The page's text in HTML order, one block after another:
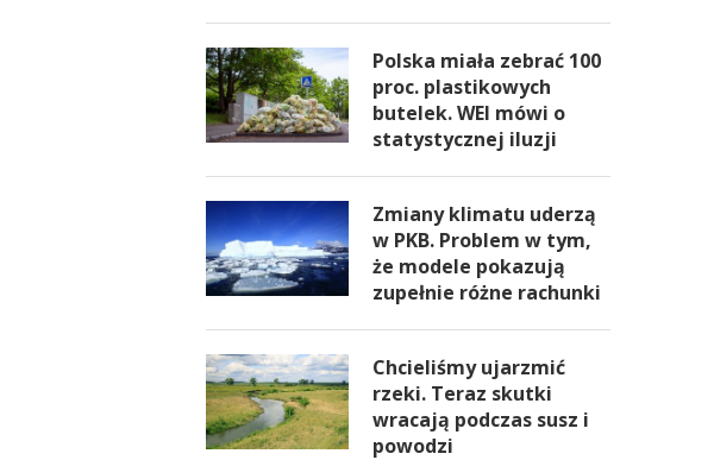
Polska miała zebrać 100
proc. plastikowych
butelek. WEI mówi o
statystycznej iluzji
Zmiany klimatu uderzą
w PKB. Problem w tym,
że modele pokazują
zupełnie różne rachunki
Chcieliśmy ujarzmić
rzeki. Teraz skutki
wracają podczas susz i
powodzi